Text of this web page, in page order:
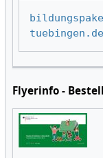
tuebingen.de
Flyerinfo -